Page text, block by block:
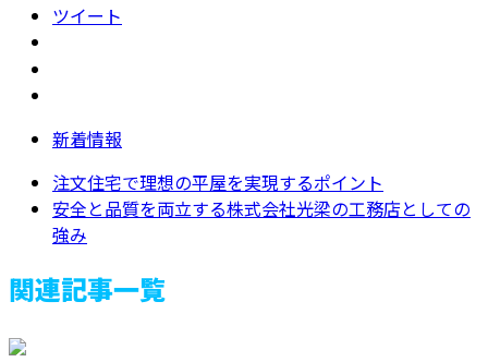
ツイート
新着情報
注文住宅で理想の平屋を実現するポイント
安全と品質を両立する株式会社光梁の工務店としての
強み
関連記事一覧